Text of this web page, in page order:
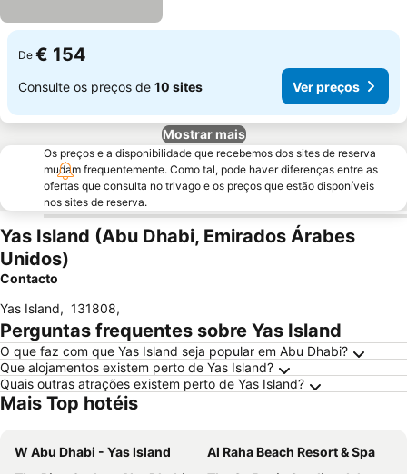
De € 154
Consulte os preços de 10 sites Ver preços
Mostrar mais
Os preços e a disponibilidade que recebemos dos sites de reserva
mudam frequentemente. Como tal, pode haver diferenças entre as
ofertas que consulta no trivago e os preços que estão disponíveis
nos sites de reserva.
Yas Island (Abu Dhabi, Emirados Árabes
Unidos)
Contacto
Yas Island, 131808,
Perguntas frequentes sobre Yas Island
O que faz com que Yas Island seja popular em Abu Dhabi?
Que alojamentos existem perto de Yas Island?
Quais outras atrações existem perto de Yas Island?
Mais Top hotéis
W Abu Dhabi - Yas Island
Al Raha Beach Resort & Spa